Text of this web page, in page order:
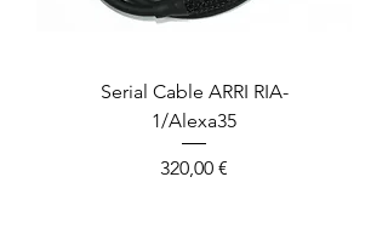
Serial Cable ARRI RIA-
1/Alexa35
Prix
320,00 €